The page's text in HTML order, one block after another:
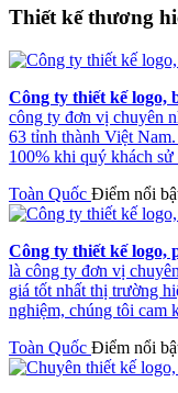
Thiết kế thương
Công ty thiết kế logo,
công ty đơn vị chuyên
63 tỉnh thành Việt
100% khi quý khách
Toàn Quốc Điểm nổi
Công ty thiết kế logo,
là công ty đơn vị
giá tốt nhất thị trường
nghiệm, chúng tôi cam
Toàn Quốc Điểm nổi